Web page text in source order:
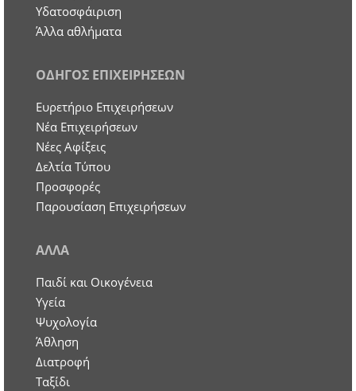
Υδατοσφάιριση
Άλλα αθλήματα
ΟΔΗΓΟΣ ΕΠΙΧΕΙΡΗΣΕΩΝ
Ευρετήριο Επιχειρήσεων
Nέα Επιχειρήσεων
Νέες Αφίξεις
Δελτία Τύπου
Προσφορές
Παρουσίαση Επιχειρήσεων
ΑΛΛΑ
Παιδί και Οικογένεια
Υγεία
Ψυχολογία
Άθληση
Διατροφή
Ταξίδι